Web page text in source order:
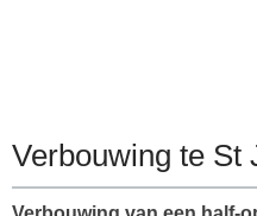
Verbouwing te St